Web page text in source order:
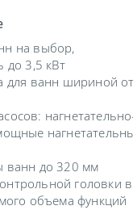
на выбор,
до 3,5 кВт
для ванн шириной от
ванн до 320 мм
головки в
объема функций